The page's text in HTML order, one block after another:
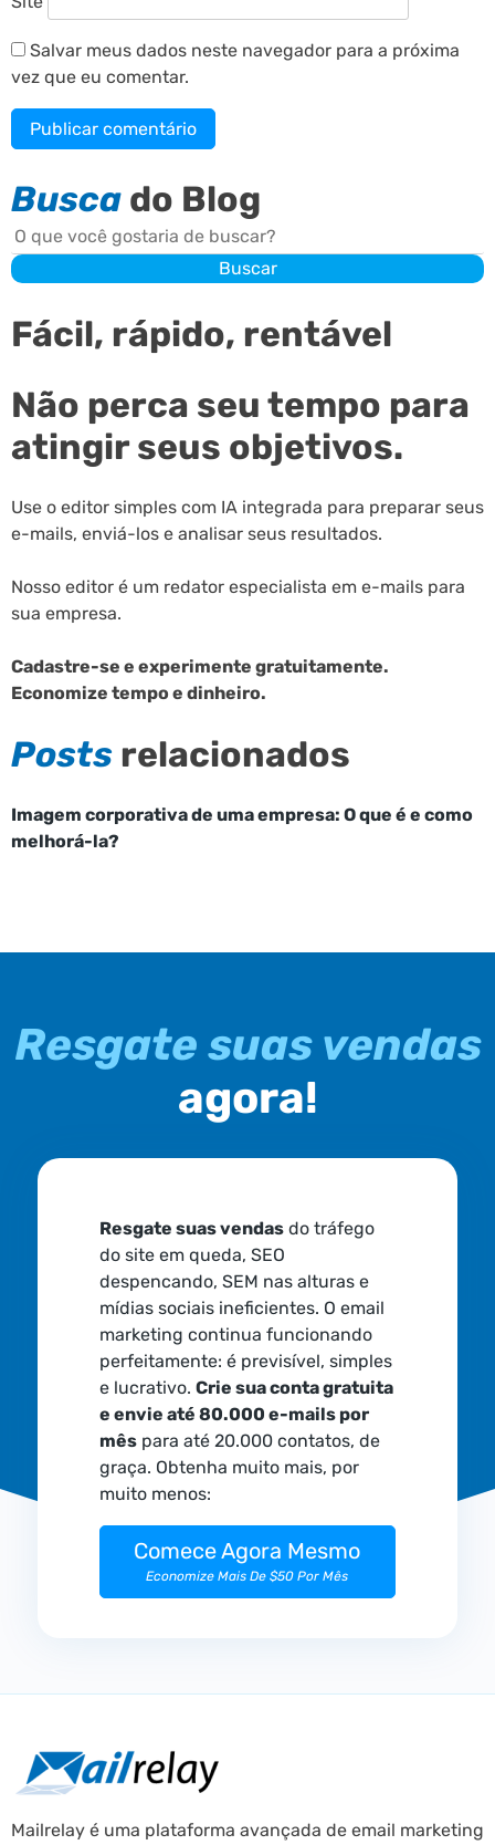
Salvar meus dados neste navegador para a próxima
vez que eu comentar.
Busca do Blog
Buscar
Buscar
Fácil, rápido, rentável
Não perca seu tempo para
atingir seus objetivos.
Use o editor simples com IA integrada para preparar seus
e-mails, enviá-los e analisar seus resultados.
Nosso editor é um redator especialista em e-mails para
sua empresa.
Cadastre-se e experimente gratuitamente.
Economize tempo e dinheiro.
Posts relacionados
Imagem corporativa de uma empresa: O que é e como
melhorá-la?
Resgate suas vendas
agora!
Resgate suas vendasdo tráfego
do site em queda, SEO
despencando, SEM nas alturas e
mídias sociais ineficientes. O email
marketing continua funcionando
perfeitamente: é previsível, simples
e lucrativo. Crie sua conta gratuita
e envie até 80.000 e-mails por
mêspara até 20.000 contatos, de
graça. Obtenha muito mais, por
muito menos:
Comece Agora Mesmo
Economize Mais De $50 Por Mês
Mailrelay é uma plataforma avançada de email marketing